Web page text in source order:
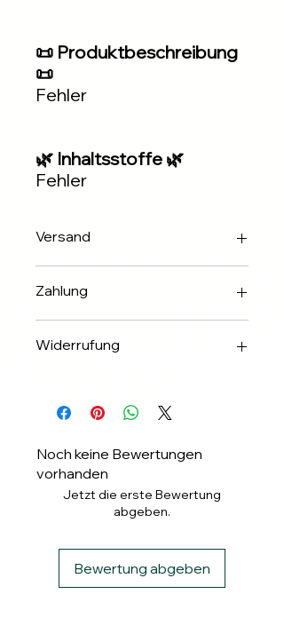
📜 Produktbeschreibung
📜
Fehler
🌿 Inhaltsstoffe 🌿
Fehler
Versand
Zahlung
✅Banküberweisung
Widerrufung
Noch keine Bewertungen
vorhanden
Jetzt die erste Bewertung
abgeben.
Bewertung abgeben